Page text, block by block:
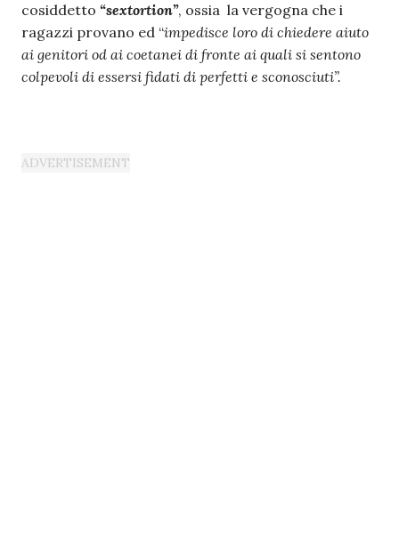
cosiddetto “sextortion”, ossia la vergogna che i
ragazzi provano ed “impedisce loro di chiedere aiuto
ai genitori od ai coetanei di fronte ai quali si sentono
colpevoli di essersi fidati di perfetti e sconosciuti”.